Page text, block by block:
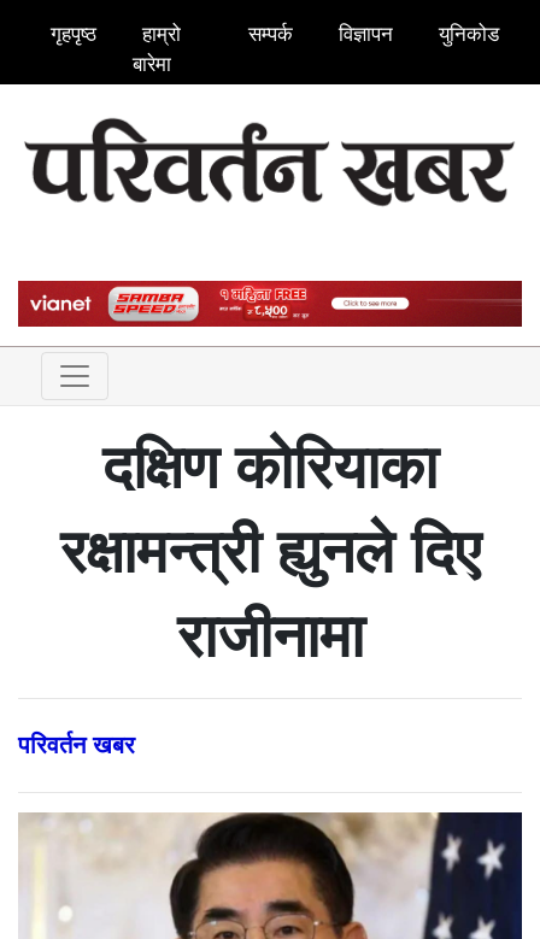
गृहपृष्ठ
हाम्रो
बारेमा
सम्पर्क विज्ञापन युनिकोड
दक्षिण कोरियाका
रक्षामन्त्री ह्युनले दिए
राजीनामा
परिवर्तन खबर